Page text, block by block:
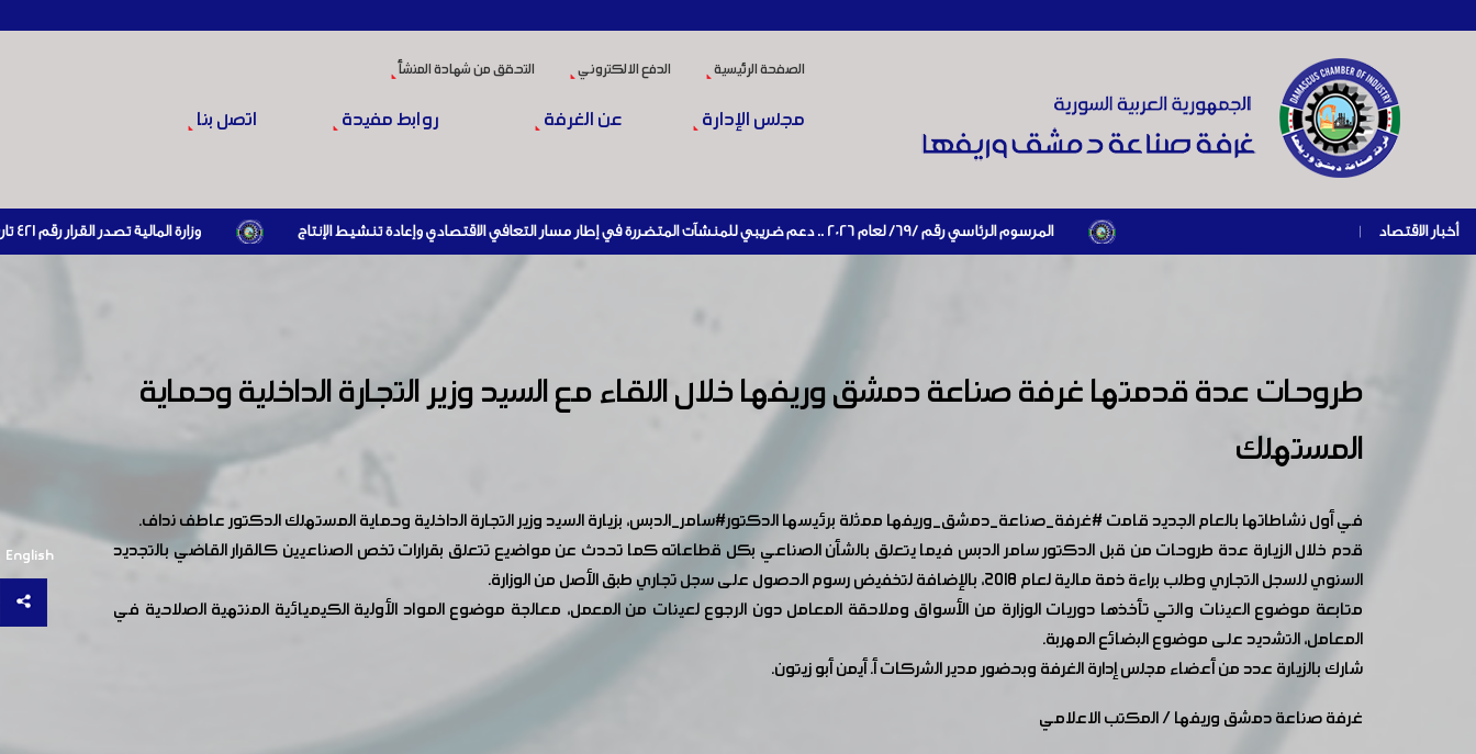
الصفحة الرئيسية الدفع الالكتروني التحقق من شهادة المنشأ
مجلس الإدارة عن الغرفة روابط مفيدة اتصل بنا
أخبار الاقتصاد | المرسوم الرئاسي رقم /69/ لعام 2026 .. دعم ضريبي للمنشآت المتضررة في إطار مسار التعافي الاقتصادي وإعادة تنشيط الإنتاج وزارة المالية تصدر القرار رقم 421 تاريخ 24/3/2026 المتضمن الزام المستوردين بإبراز براءة ذمة مالية سارية صادرة عن الهيئة العامة للضرائب والرسوم أو مديرياتها عند القيام بعمليات الاستيراد
English
طروحات عدة قدمتها غرفة صناعة دمشق وريفها خلال اللقاء مع السيد وزير التجارة الداخلية وحماية
المستهلك
في أول نشاطاتها بالعام الجديد قامت#غرفة_صناعة_دمشق_وريفهاممثلة برئيسها الدكتور#سامر_الدبس، بزيارة السيد وزير التجارة الداخلية وحماية المستهلك الدكتور عاطف نداف.
قدم خلال الزيارة عدة طروحات من قبل الدكتور سامر الدبس فيما يتعلق بالشأن الصناعي بكل قطاعاته كما تحدث عن مواضيع تتعلق بقرارات تخص الصناعيين كالقرار القاضي بالتجديد
السنوي للسجل التجاري وطلب براءة ذمة مالية لعام 2018، بالإضافة لتخفيض رسوم الحصول على سجل تجاري طبق الأصل من الوزارة.
متابعة موضوع العينات والتي تأخذها دوريات الوزارة من الأسواق وملاحقة المعامل دون الرجوع لعينات من المعمل، معالجة موضوع المواد الأولية الكيميائية المنتهية الصلاحية في
المعامل، التشديد على موضوع البضائع المهربة.
شارك بالزيارة عدد من أعضاء مجلس إدارة الغرفة وبحضور مدير الشركات أ. أيمن أبو زيتون.
غرفة صناعة دمشق وريفها / المكتب الاعلامي